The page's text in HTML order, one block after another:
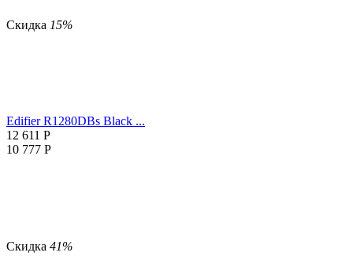
Скидка 15%
Edifier R1280DBs Black ...
12 611 Р
10 777 Р
Скидка 41%